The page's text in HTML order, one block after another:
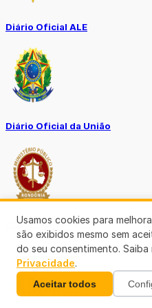
Diário Oficial ALE
Diário Oficial da União
Ouvidoria MP-RO
Usamos cookies para
são exibidos mesmo sem
do seu consentimento. Saiba
Privacidade.
Aceitar todos